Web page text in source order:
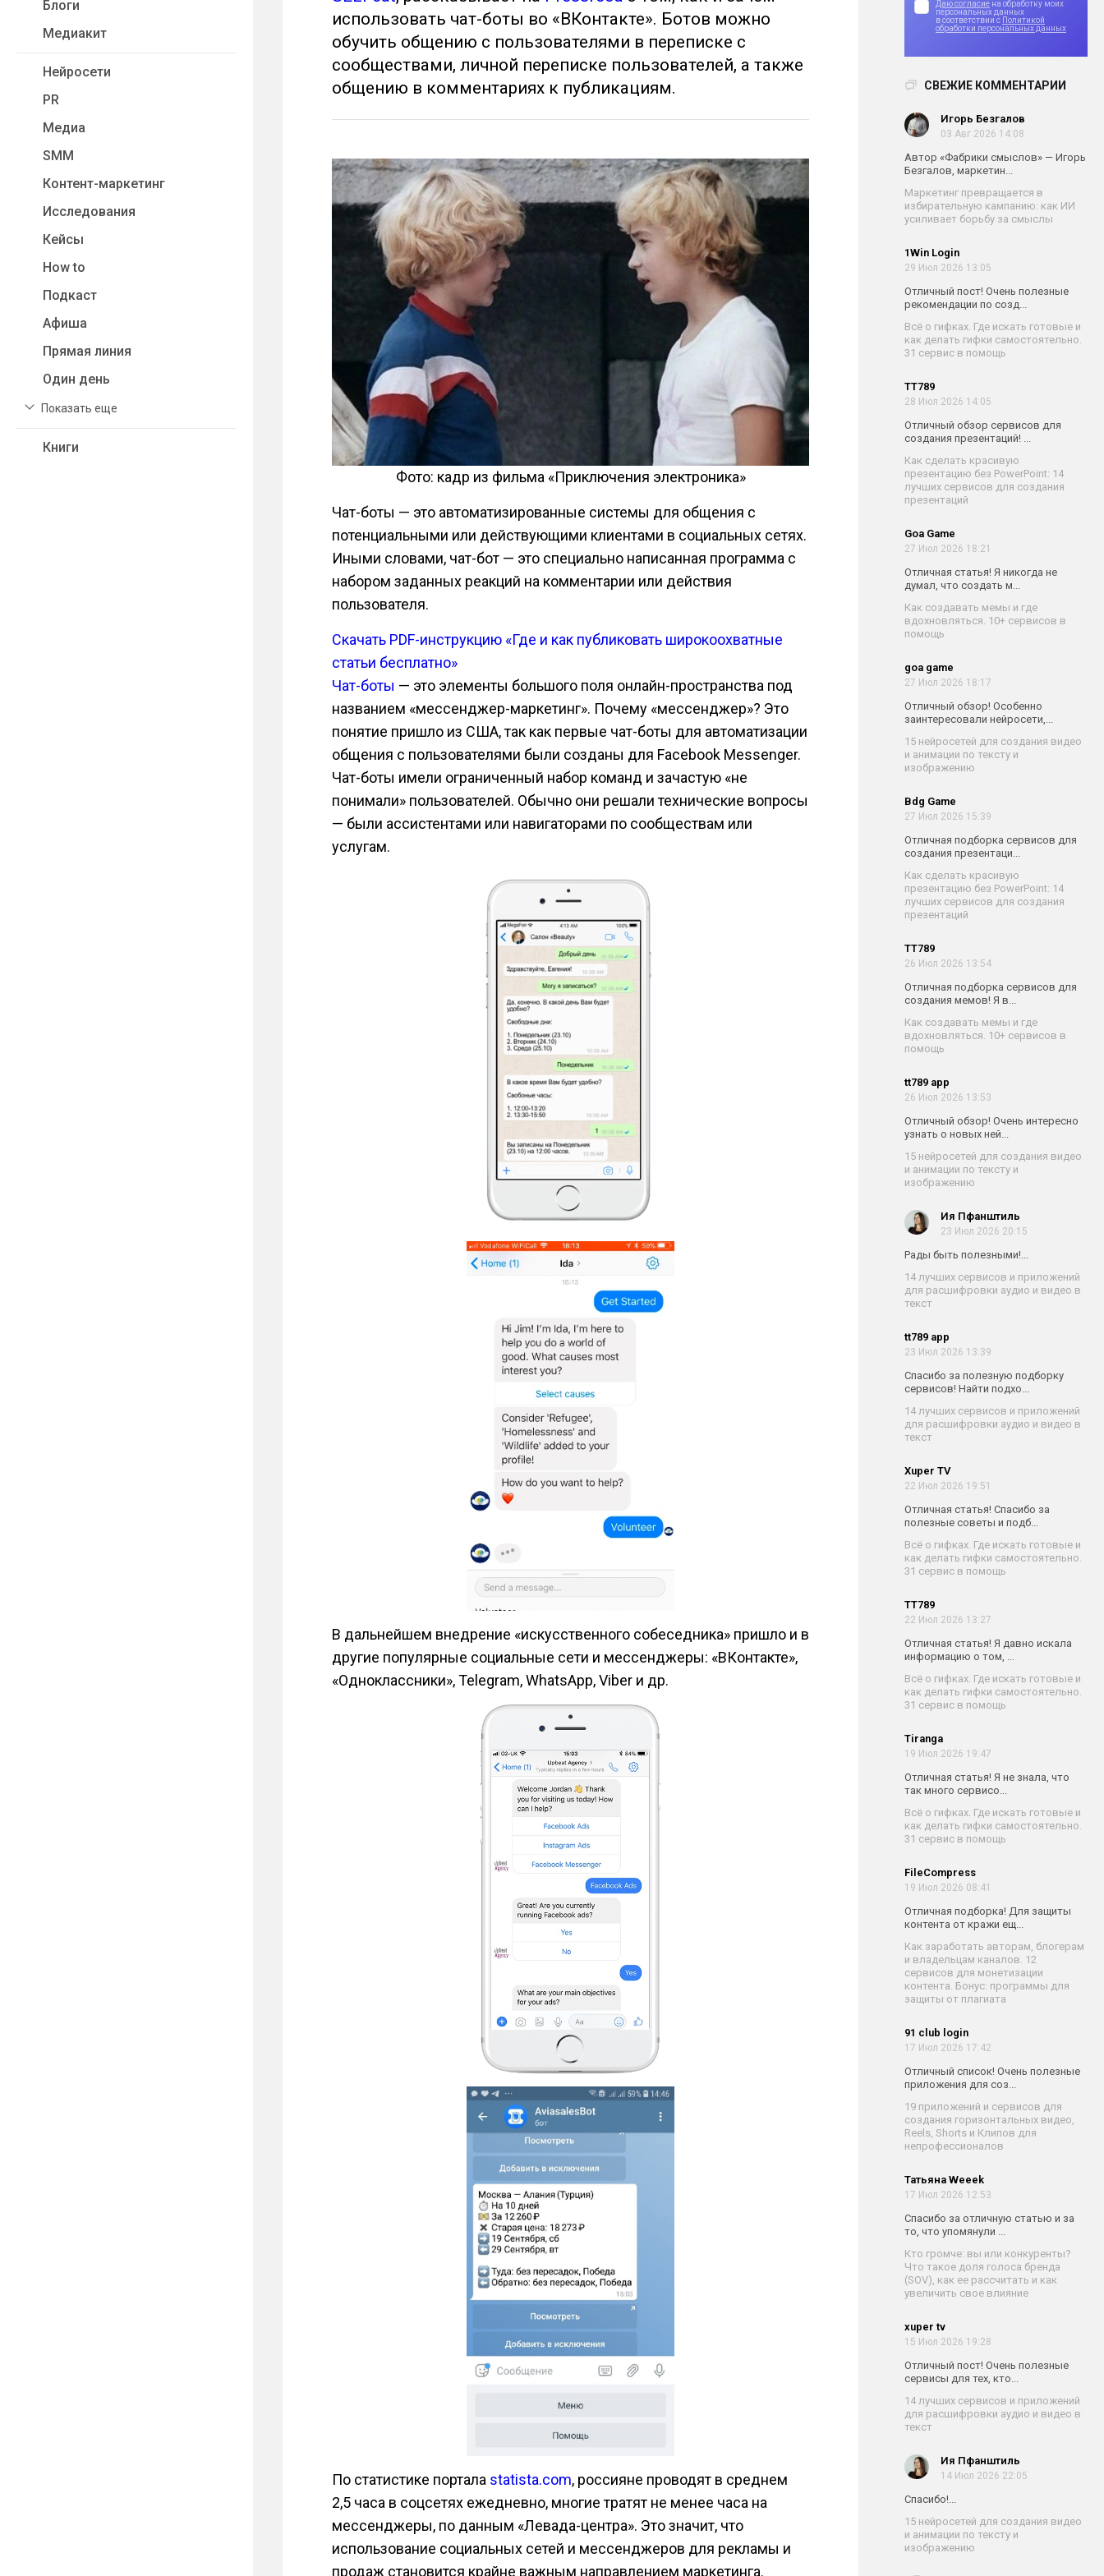
Блоги
Медиакит
Нейросети
PR
Медиа
SMM
Контент-маркетинг
Исследования
Кейсы
How to
Подкаст
Афиша
Прямая линия
Один день
Показать еще
Книги
Даю согласие на обработку моих
персональных данных
в соответствии с Политикой
обработки персональных данных
СВЕЖИЕ КОММЕНТАРИИ
Игорь Безгалов
03 Авг 2026 14:08
Автор «Фабрики смыслов» — Игорь
Безгалов, маркетин...
Маркетинг превращается в
избирательную кампанию: как ИИ
усиливает борьбу за смыслы
1Win Login
29 Июл 2026 13:05
Отличный пост! Очень полезные
рекомендации по созд...
Всё о гифках. Где искать готовые и
как делать гифки самостоятельно.
31 сервис в помощь
TT789
28 Июл 2026 14:05
Отличный обзор сервисов для
создания презентаций! ...
Как сделать красивую
презентацию без PowerPoint: 14
лучших сервисов для создания
презентаций
Goa Game
27 Июл 2026 18:21
Отличная статья! Я никогда не
думал, что создать м...
Как создавать мемы и где
вдохновляться. 10+ сервисов в
помощь
goa game
27 Июл 2026 18:17
Отличный обзор! Особенно
заинтересовали нейросети,...
15 нейросетей для создания видео
и анимации по тексту и
изображению
Bdg Game
27 Июл 2026 15:39
Отличная подборка сервисов для
создания презентаци...
Как сделать красивую
презентацию без PowerPoint: 14
лучших сервисов для создания
презентаций
TT789
26 Июл 2026 13:54
Отличная подборка сервисов для
создания мемов! Я в...
Как создавать мемы и где
вдохновляться. 10+ сервисов в
помощь
tt789 app
26 Июл 2026 13:53
Отличный обзор! Очень интересно
узнать о новых ней...
15 нейросетей для создания видео
и анимации по тексту и
изображению
Ия Пфанштиль
23 Июл 2026 20:15
Рады быть полезными!...
14 лучших сервисов и приложений
для расшифровки аудио и видео в
текст
tt789 app
23 Июл 2026 13:39
Спасибо за полезную подборку
сервисов! Найти подхо...
14 лучших сервисов и приложений
для расшифровки аудио и видео в
текст
Xuper TV
22 Июл 2026 19:51
Отличная статья! Спасибо за
полезные советы и подб...
Всё о гифках. Где искать готовые и
как делать гифки самостоятельно.
31 сервис в помощь
TT789
22 Июл 2026 13:27
Отличная статья! Я давно искала
информацию о том, ...
Всё о гифках. Где искать готовые и
как делать гифки самостоятельно.
31 сервис в помощь
Tiranga
19 Июл 2026 19:47
Отличная статья! Я не знала, что
так много сервисо...
Всё о гифках. Где искать готовые и
как делать гифки самостоятельно.
31 сервис в помощь
FileCompress
19 Июл 2026 08:41
Отличная подборка! Для защиты
контента от кражи ещ...
Как заработать авторам, блогерам
и владельцам каналов. 12
сервисов для монетизации
контента. Бонус: программы для
защиты от плагиата
91 club login
17 Июл 2026 17:42
Отличный список! Очень полезные
приложения для соз...
19 приложений и сервисов для
создания горизонтальных видео,
Reels, Shorts и Клипов для
непрофессионалов
Татьяна Weeek
17 Июл 2026 12:53
Спасибо за отличную статью и за
то, что упомянули ...
Кто громче: вы или конкуренты?
Что такое доля голоса бренда
(SOV), как ее рассчитать и как
увеличить свое влияние
xuper tv
15 Июл 2026 19:28
Отличный пост! Очень полезные
сервисы для тех, кто...
14 лучших сервисов и приложений
для расшифровки аудио и видео в
текст
Ия Пфанштиль
14 Июл 2026 22:05
Спасибо!...
15 нейросетей для создания видео
и анимации по тексту и
изображению
использовать чат-боты во «ВКонтакте». Ботов можно
обучить общению с пользователями в переписке с
сообществами, личной переписке пользователей, а также
общению в комментариях к публикациям.
Фото: кадр из фильма «Приключения электроника»
Чат-боты — это автоматизированные системы для общения с
потенциальными или действующими клиентами в социальных сетях.
Иными словами, чат-бот — это специально написанная программа с
набором заданных реакций на комментарии или действия
пользователя.
Скачать PDF-инструкцию «Где и как публиковать широкоохватные
статьи бесплатно»
Чат-боты — это элементы большого поля онлайн-пространства под
названием «мессенджер-маркетинг». Почему «мессенджер»? Это
понятие пришло из США, так как первые чат-боты для автоматизации
общения с пользователями были созданы для Facebook Messenger.
Чат-боты имели ограниченный набор команд и зачастую «не
понимали» пользователей. Обычно они решали технические вопросы
— были ассистентами или навигаторами по сообществам или
услугам.
В дальнейшем внедрение «искусственного собеседника» пришло и в
другие популярные социальные сети и мессенджеры: «ВКонтакте»,
«Одноклассники», Telegram, WhatsApp, Viber и др.
По статистике портала statista.com, россияне проводят в среднем
2,5 часа в соцсетях ежедневно, многие тратят не менее часа на
мессенджеры, по данным «Левада-центра». Это значит, что
использование социальных сетей и мессенджеров для рекламы и
продаж становится крайне важным направлением маркетинга.